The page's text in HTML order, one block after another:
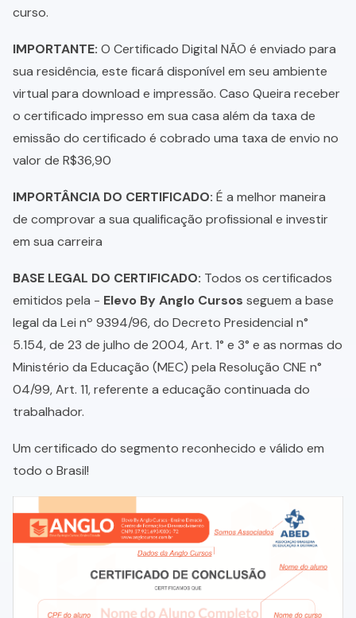
curso.
IMPORTANTE: O Certificado Digital NÃO é enviado para
sua residência, este ficará disponível em seu ambiente
virtual para download e impressão. Caso Queira receber
o certificado impresso em sua casa além da taxa de
emissão do certificado é cobrado uma taxa de envio no
valor de R$36,90
IMPORTÂNCIA DO CERTIFICADO: É a melhor maneira
de comprovar a sua qualificação profissional e investir
em sua carreira
BASE LEGAL DO CERTIFICADO: Todos os certificados
emitidos pela - Elevo By Anglo Cursos seguem a base
legal da Lei nº 9394/96, do Decreto Presidencial n°
5.154, de 23 de julho de 2004, Art. 1° e 3° e as normas do
Ministério da Educação (MEC) pela Resolução CNE n°
04/99, Art. 11, referente a educação continuada do
trabalhador.
Um certificado do segmento reconhecido e válido em
todo o Brasil!